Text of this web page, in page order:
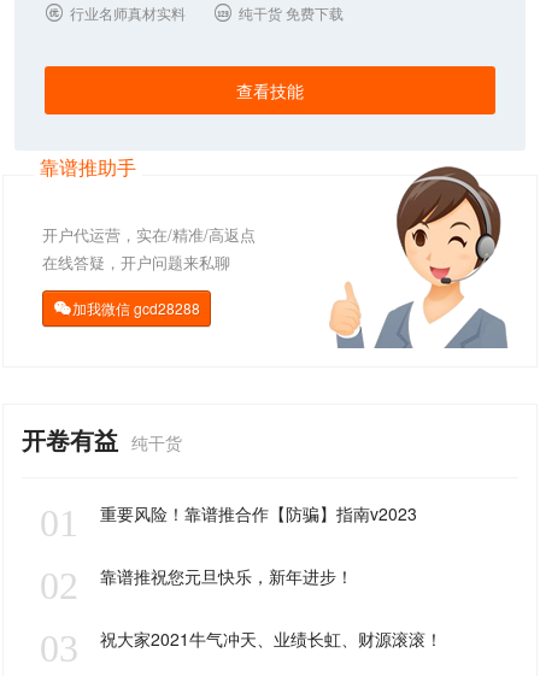
 行业名师真材实料  纯干货 免费下载
查看技能
靠谱推助手
开户代运营，实在/精准/高返点
在线答疑，开户问题来私聊
加我微信gcd28288
开卷有益 纯干货
01 重要风险！靠谱推合作【防骗】指南v2023
02 靠谱推祝您元旦快乐，新年进步！
03 祝大家2021牛气冲天、业绩长虹、财源滚滚！